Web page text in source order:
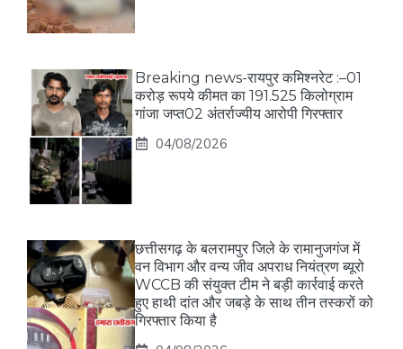
Breaking news-रायपुर कमिश्नरेट :–01
करोड़ रूपये कीमत का 191.525 किलोग्राम
गांजा जप्त02 अंतर्राज्यीय आरोपी गिरफ्तार
04/08/2026
छत्तीसगढ़ के बलरामपुर जिले के रामानुजगंज में
वन विभाग और वन्य जीव अपराध नियंत्रण ब्यूरो
WCCB की संयुक्त टीम ने बड़ी कार्रवाई करते
हुए हाथी दांत और जबड़े के साथ तीन तस्करों को
गिरफ्तार किया है